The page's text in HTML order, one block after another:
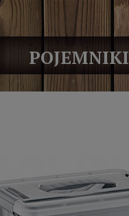
POJEMNIKI